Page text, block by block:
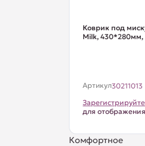
Коврик под
Milk, 430*280мм,
Артикул30211013
для
Комфортное